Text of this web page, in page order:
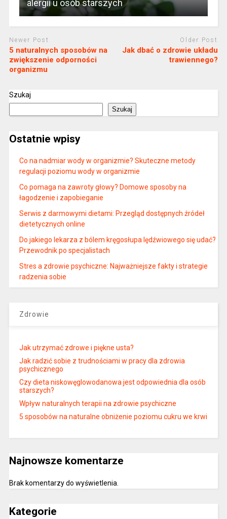
alergii u osób starszych
Newer Post
5 naturalnych sposobów na
zwiększenie odporności
organizmu
Older Post
Jak dbać o zdrowie układu
trawiennego?
Szukaj
Szukaj
Ostatnie wpisy
Co na nadmiar wody w organizmie? Skuteczne metody
regulacji poziomu wody w organizmie
Co pomaga na zawroty głowy? Domowe sposoby na
łagodzenie i zapobieganie
Serwis z darmowymi dietami: Przegląd dostępnych źródeł
dietetycznych online
Do jakiego lekarza z bólem kręgosłupa lędźwiowego się udać?
Przewodnik po specjalistach
Stres a zdrowie psychiczne: Najważniejsze fakty i strategie
radzenia sobie
Zdrowie
Jak utrzymać zdrowe i piękne usta?
Jak radzić sobie z trudnościami w pracy dla zdrowia
psychicznego
Czy dieta niskowęglowodanowa jest odpowiednia dla osób
starszych?
Wpływ naturalnych terapii na zdrowie psychiczne
5 sposobów na naturalne obniżenie poziomu cukru we krwi
Najnowsze komentarze
Brak komentarzy do wyświetlenia.
Kategorie